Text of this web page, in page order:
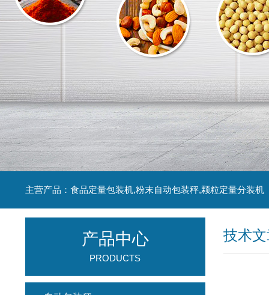
主营产品：食品定量包装机,粉末自动包装秤,颗粒定量分装机
技术
产品中心
PRODUCTS